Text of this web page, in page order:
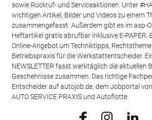
sowie Rückruf- und Serviceaktionen. Unter
wichtigen Artikel, Bilder und Videos zu einem
zusammengefasst. Außerdem gibt es im asp-
Heftartikel gratis abrufbar inklusive E-PAPER.
Online-Angebot um Techniktipps,
Betriebspraxis für die Werkstattentscheider.
NEWSLETTER fasst werktäglich die aktuellen
Geschehnisse zusammen. Das richtige
Entscheider auf autojob.de, dem Jobportal von
AUTO SERVICE PRAXIS und Autoflotte.